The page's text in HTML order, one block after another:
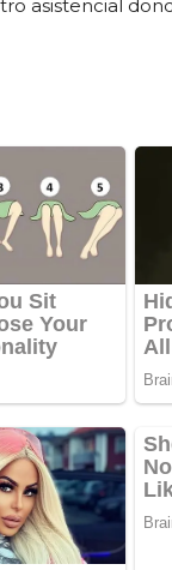
asistencial